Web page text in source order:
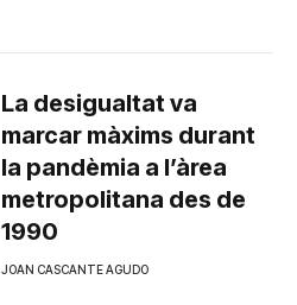
La desigualtat va
marcar màxims durant
la pandèmia a l’àrea
metropolitana des de
1990
JOAN CASCANTE AGUDO